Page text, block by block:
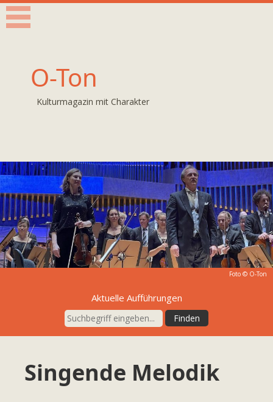
O-Ton
Kulturmagazin mit Charakter
Foto © O-Ton
Aktuelle Aufführungen
Singende Melodik